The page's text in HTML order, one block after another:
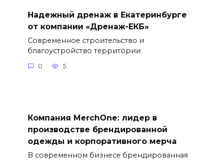
Надежный дренаж в Екатеринбурге
от компании «Дренаж-ЕКБ»
Современное строительство и
благоустройство территории
0 5
Компания MerchOne: лидер в
производстве брендированной
одежды и корпоративного мерча
В современном бизнесе брендированная